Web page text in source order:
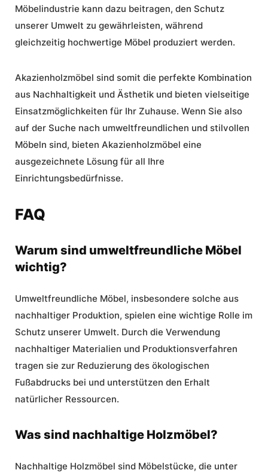
Möbelindustrie kann dazu beitragen, den Schutz
unserer Umwelt zu gewährleisten, während
gleichzeitig hochwertige Möbel produziert werden.
Akazienholzmöbel sind somit die perfekte Kombination
aus Nachhaltigkeit und Ästhetik und bieten vielseitige
Einsatzmöglichkeiten für Ihr Zuhause. Wenn Sie also
auf der Suche nach umweltfreundlichen und stilvollen
Möbeln sind, bieten Akazienholzmöbel eine
ausgezeichnete Lösung für all Ihre
Einrichtungsbedürfnisse.
FAQ
Warum sind umweltfreundliche Möbel
wichtig?
Umweltfreundliche Möbel, insbesondere solche aus
nachhaltiger Produktion, spielen eine wichtige Rolle im
Schutz unserer Umwelt. Durch die Verwendung
nachhaltiger Materialien und Produktionsverfahren
tragen sie zur Reduzierung des ökologischen
Fußabdrucks bei und unterstützen den Erhalt
natürlicher Ressourcen.
Was sind nachhaltige Holzmöbel?
Nachhaltige Holzmöbel sind Möbelstücke, die unter